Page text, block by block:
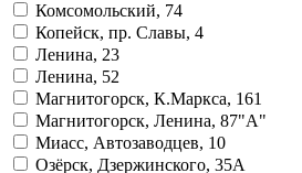
Комсомольский, 74
Копейск, пр. Славы, 4
Ленина, 23
Ленина, 52
Магнитогорск, К.Маркса, 161
Магнитогорск, Ленина, 87"А"
Миасс, Автозаводцев, 10
Озёрск, Дзержинского, 35А